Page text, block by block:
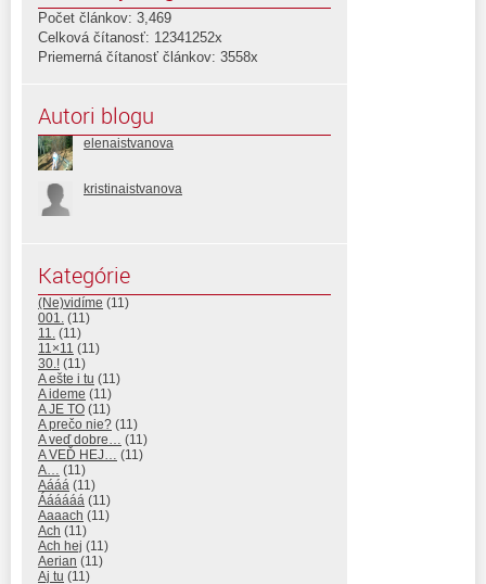
Počet článkov: 3,469
Celková čítanosť: 12341252x
Priemerná čítanosť článkov: 3558x
Autori blogu
elenaistvanova
kristinaistvanova
Kategórie
(Ne)vidíme (11)
001.
(11)
11.
(11)
11×11 (11)
30.! (11)
A ešte i tu (11)
A ideme (11)
A JE TO (11)
A prečo nie? (11)
A veď dobre…
(11)
A VEĎ HEJ…
(11)
A…
(11)
Aááá (11)
Áááááá (11)
Aaaach (11)
Ach (11)
Ach hej (11)
Aerian (11)
Aj tu (11)